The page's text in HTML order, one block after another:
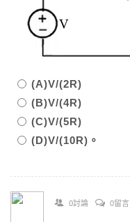
(A)V/(2R)
(B)V/(4R)
(C)V/(5R)
(D)V/(10R)。
0討論 0留言